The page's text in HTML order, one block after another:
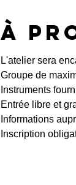
À
L'atelier sera
Groupe de
Instruments
Entrée libre et
Informations
Inscription